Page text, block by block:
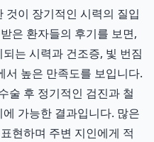
것이 장기적인 시력의 질입
은 환자들의 후기를 보면,
는 시력과 건조증, 빛 번짐
서 높은 만족도를 보입니다.
술 후 정기적인 검진과 철
가능한 결과입니다. 많은
현하며 주변 지인에게 적